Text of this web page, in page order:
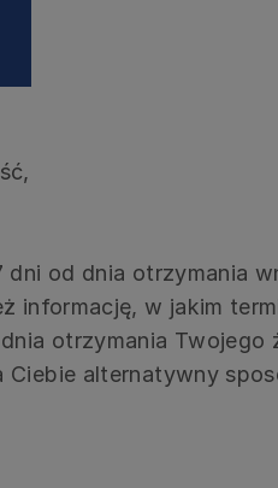
od dnia otrzymania
informację, w jakim
otrzymania Twojego
alternatywny